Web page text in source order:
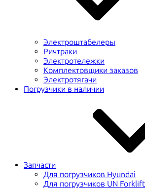
Электроштабелеры
Ричтраки
Электротележки
Комплектовщики заказов
Электротягачи
Погрузчики в наличии
Запчасти
Для погрузчиков Hyundai
Для погрузчиков UN Forklift